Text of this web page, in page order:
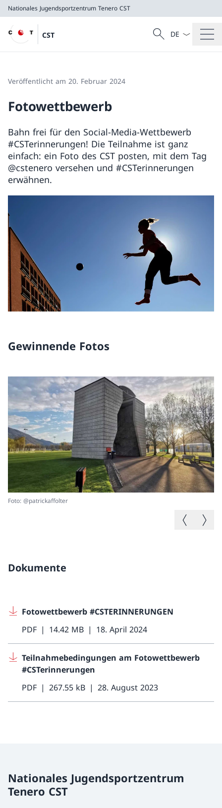
Nationales Jugendsportzentrum Tenero CST
CST
CST
Suche
Suche
Sprach
Veröffentlicht am 20. Februar 2024
Fotowettbewerb
Bahn frei für den Social-Media-Wettbewerb
#CSTerinnerungen! Die Teilnahme ist ganz
einfach: ein Foto des CST posten, mit dem Tag
@cstenero versehen und #CSTerinnerungen
erwähnen.
Gewinnende Fotos
Foto: @patrickaffolter
Vorheriges
Dokumente
Fotowettbewerb #CSTERINNERUNGEN
PDF
14.42 MB 18. April 2024
Teilnahmebedingungen am Fotowettbewerb
#CSTerinnerungen
PDF
267.55 kB 28. August 2023
Nationales Jugendsportzentrum
Tenero CST